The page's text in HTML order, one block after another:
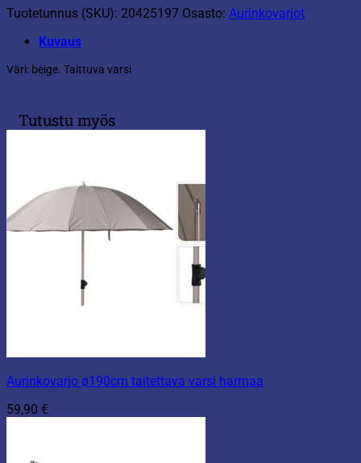
Tuotetunnus (SKU): 20425197 Osasto: Aurinkovarjot
Kuvaus
Väri: beige. Taittuva varsi
Tutustu myös
Aurinkovarjo ø190cm taitettava varsi harmaa
59,90 €